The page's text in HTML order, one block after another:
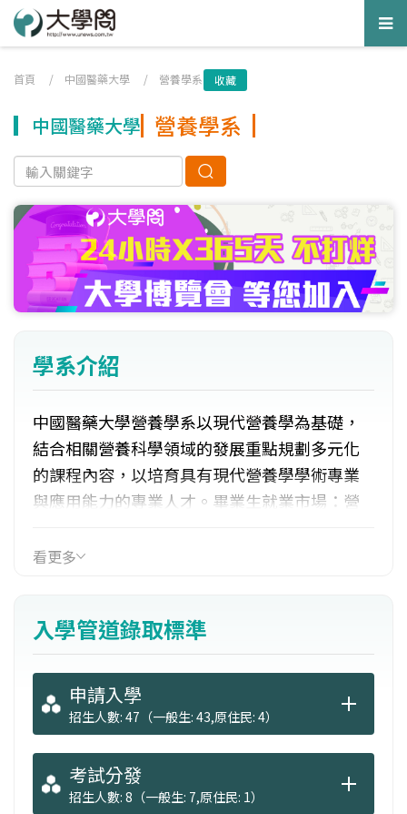
首頁 / 中國醫藥大學 / 營養學系 收藏
中國醫藥大學 營養學系
學系介紹
中國醫藥大學營養學系以現代營養學為基礎，
結合相關營養科學領域的發展重點規劃多元化
的課程內容，以培育具有現代營養學學術專業
與應用能力的專業人才。畢業生就業市場：營
月子中心、便當工廠、保健食品公司、營養品
生局食品衛生稽核等，可考證照包括營養師、
食品技師、保健食品初級工程師、HACCP、中
餐烹調、烘焙等。
看更多
入學管道錄取標準
申請入學
招生人數: 47（一般生: 43,原住民: 4）
考試分發
招生人數: 8（一般生: 7,原住民: 1）